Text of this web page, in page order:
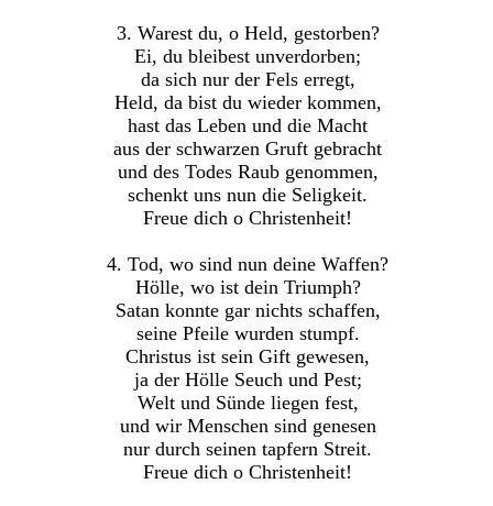
3. Warest du, o Held, gestorben?
Ei, du bleibest unverdorben;
da sich nur der Fels erregt,
Held, da bist du wieder kommen,
hast das Leben und die Macht
aus der schwarzen Gruft gebracht
und des Todes Raub genommen,
schenkt uns nun die Seligkeit.
Freue dich o Christenheit!
4. Tod, wo sind nun deine Waffen?
Hölle, wo ist dein Triumph?
Satan konnte gar nichts schaffen,
seine Pfeile wurden stumpf.
Christus ist sein Gift gewesen,
ja der Hölle Seuch und Pest;
Welt und Sünde liegen fest,
und wir Menschen sind genesen
nur durch seinen tapfern Streit.
Freue dich o Christenheit!